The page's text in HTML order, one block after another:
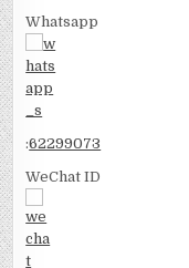
Whatsapp
:62299073
WeChat ID